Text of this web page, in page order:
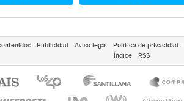
Publicidad Aviso legal Política de privacidad
Índice
RSS